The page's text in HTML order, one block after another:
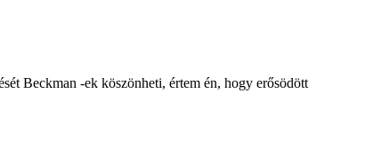
Beckman -ek köszönheti, értem én, hogy erősödött